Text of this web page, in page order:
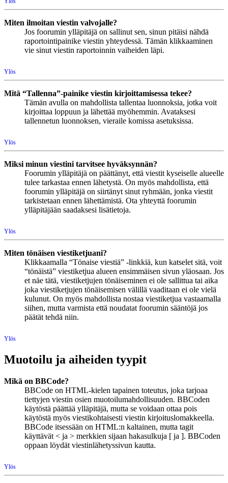
Miten ilmoitan viestin valvojalle?
Jos foorumin ylläpitäjä on sallinut sen, sinun pitäisi nähdä
raportointipainike viestin yhteydessä. Tämän klikkaaminen
vie sinut viestin raportoinnin vaiheiden läpi.
Ylös
Mitä “Tallenna”-painike viestin kirjoittamisessa tekee?
Tämän avulla on mahdollista tallentaa luonnoksia, jotka voit
kirjoittaa loppuun ja lähettää myöhemmin. Avataksesi
tallennetun luonnoksen, vieraile komissa asetuksissa.
Ylös
Miksi minun viestini tarvitsee hyväksynnän?
Foorumin ylläpitäjä on päättänyt, että viestit kyseiselle alueelle
tulee tarkastaa ennen lähetystä. On myös mahdollista, että
foorumin ylläpitäjä on siirtänyt sinut ryhmään, jonka viestit
tarkistetaan ennen lähettämistä. Ota yhteyttä foorumin
ylläpitäjään saadaksesi lisätietoja.
Ylös
Miten tönäisen viestiketjuani?
Klikkaamalla “Tönaise viestiä” -linkkiä, kun katselet sitä, voit
“tönäistä” viestiketjua alueen ensimmäisen sivun yläosaan. Jos
et näe tätä, viestiketjujen tönäiseminen ei ole sallittua tai aika
joka viestiketjujen tönäisemisen välillä vaaditaan ei ole vielä
kulunut. On myös mahdollista nostaa viestiketjua vastaamalla
siihen, mutta varmista että noudatat foorumin sääntöjä jos
päätät tehdä niin.
Ylös
Muotoilu ja aiheiden tyypit
Mikä on BBCode?
BBCode on HTML-kielen tapainen toteutus, joka tarjoaa
tiettyjen viestin osien muotoilumahdollisuuden. BBCoden
käytöstä päättää ylläpitäjä, mutta se voidaan ottaa pois
käytöstä myös viestikohtaisesti viestin kirjoituslomakkeella.
BBCode itsessään on HTML:n kaltainen, mutta tagit
käyttävät < ja > merkkien sijaan hakasulkuja [ ja ]. BBCoden
oppaan löydät viestinlähetyssivun kautta.
Ylös